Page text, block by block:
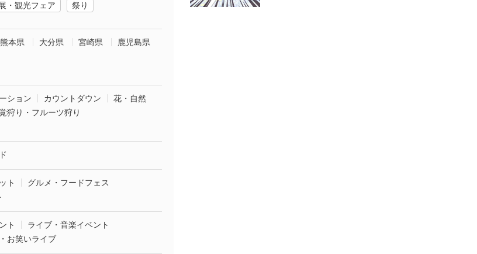
・観光フェア
祭り
熊本県 大分県 宮崎県
鹿児島県
ション カウントダウン
花・自然
狩り・フルーツ狩り
ト
グルメ・フードフェス
ト
ライブ・音楽イベント
お笑いライブ